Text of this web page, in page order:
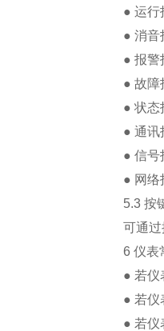
● 运行指
● 消音指
● 报警指
● 故障指
● 状态指
● 通讯指
● 信号指
● 网络指
5.3 按
可通过按
6 仪表
● 若仪表
● 若仪表
● 若仪表